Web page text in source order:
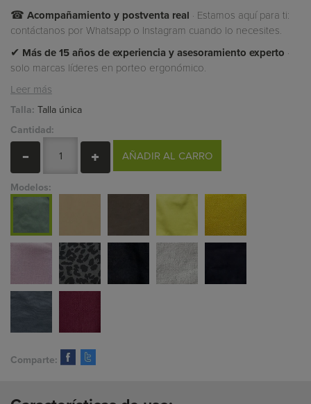
☎ Acompañamiento y postventa real · Estamos aquí para ti:
contáctanos por Whatsapp o Instagram cuando lo necesites.
✔ Más de 15 años de experiencia y asesoramiento experto ·
solo marcas líderes en porteo ergonómico.
Leer más
Talla: Talla única
Cantidad:
AÑADIR AL CARRO
Modelos:
Comparte: